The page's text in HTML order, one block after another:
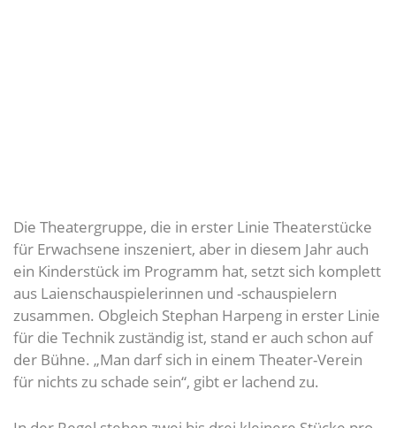
Die Theatergruppe, die in erster Linie Theaterstücke
für Erwachsene inszeniert, aber in diesem Jahr auch
ein Kinderstück im Programm hat, setzt sich komplett
aus Laienschauspielerinnen und -schauspielern
zusammen. Obgleich Stephan Harpeng in erster Linie
für die Technik zuständig ist, stand er auch schon auf
der Bühne. „Man darf sich in einem Theater-Verein
für nichts zu schade sein“, gibt er lachend zu.